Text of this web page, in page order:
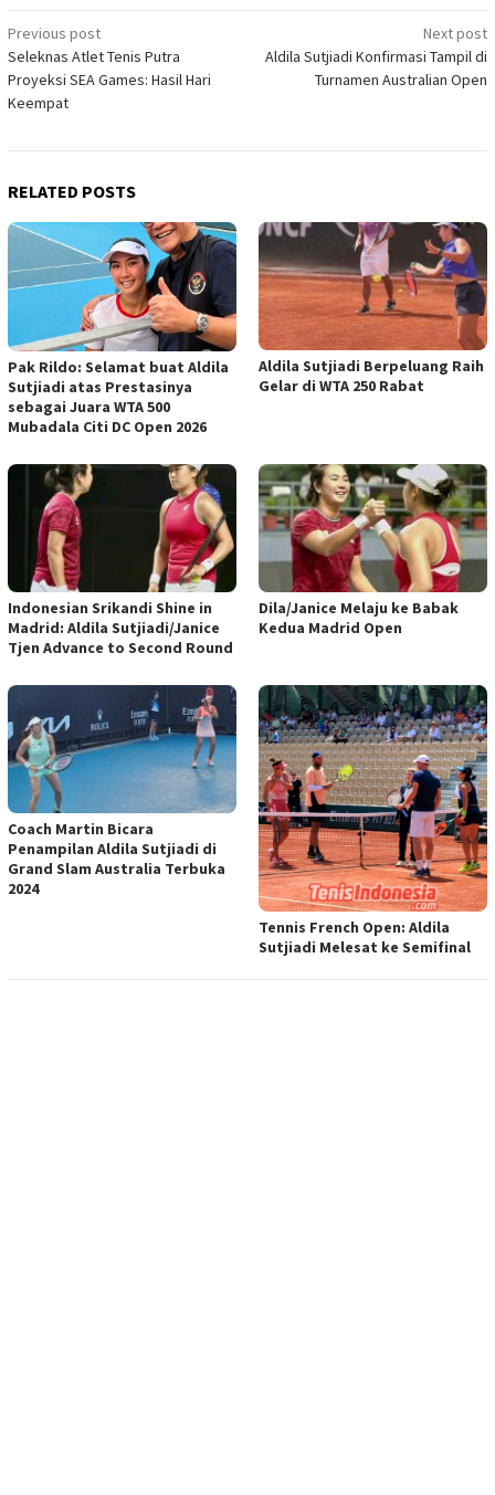
Post
navigation
Previous post
Seleknas Atlet Tenis Putra
Proyeksi SEA Games: Hasil Hari
Keempat
Next post
Aldila Sutjiadi Konfirmasi Tampil di
Turnamen Australian Open
RELATED POSTS
Pak Rildo: Selamat buat Aldila
Sutjiadi atas Prestasinya
sebagai Juara WTA 500
Mubadala Citi DC Open 2026
Aldila Sutjiadi Berpeluang Raih
Gelar di WTA 250 Rabat
Indonesian Srikandi Shine in
Madrid: Aldila Sutjiadi/Janice
Tjen Advance to Second Round
Dila/Janice Melaju ke Babak
Kedua Madrid Open
Coach Martin Bicara
Penampilan Aldila Sutjiadi di
Grand Slam Australia Terbuka
2024
Tennis French Open: Aldila
Sutjiadi Melesat ke Semifinal